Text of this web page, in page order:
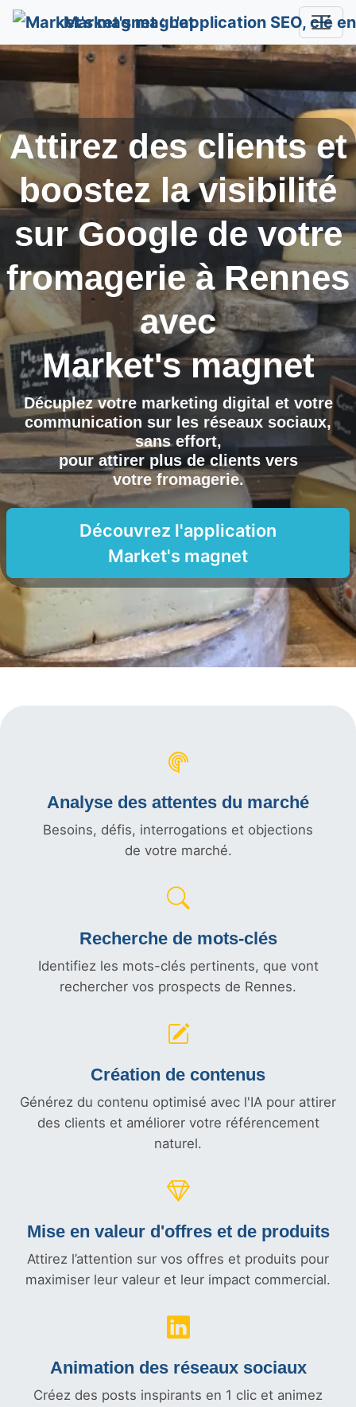
Market's magnet
Attirez des clients et
boostez la visibilité
sur Google de votre
fromagerie à Rennes
avec
Market's magnet
Décuplez votre marketing digital et votre
communication sur les réseaux sociaux,
sans effort,
pour attirer plus de clients vers
votre fromagerie.
Découvrez l'application
Market's magnet
Analyse des attentes du marché
Besoins, défis, interrogations et objections
de votre marché.
Recherche de mots-clés
Identifiez les mots-clés pertinents, que vont
rechercher vos prospects de Rennes.
Création de contenus
Générez du contenu optimisé avec l'IA pour attirer
des clients et améliorer votre référencement
naturel.
Mise en valeur d'offres et de produits
Attirez l’attention sur vos offres et produits pour
maximiser leur valeur et leur impact commercial.
Animation des réseaux sociaux
Créez des posts inspirants en 1 clic et animez